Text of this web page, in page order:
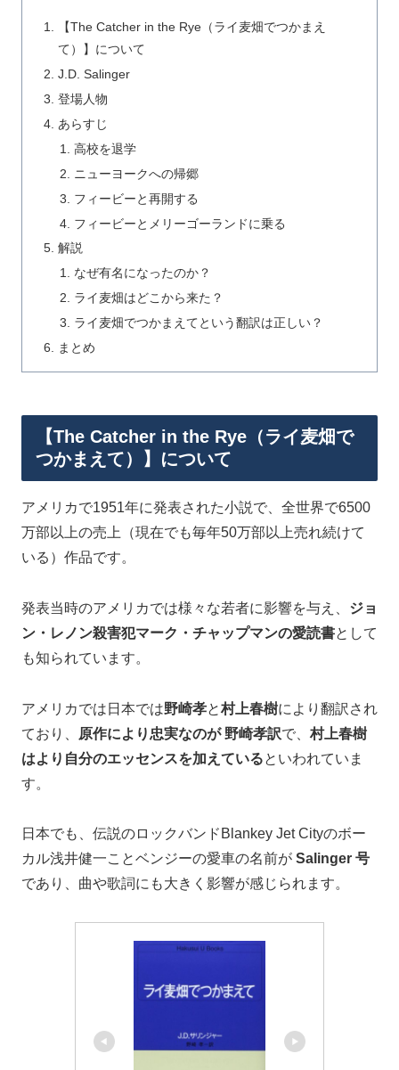
【The Catcher in the Rye（ライ麦畑でつかまえ
て）】について
J.D. Salinger
登場人物
あらすじ
高校を退学
ニューヨークへの帰郷
フィービーと再開する
フィービーとメリーゴーランドに乗る
解説
なぜ有名になったのか？
ライ麦畑はどこから来た？
ライ麦畑でつかまえてという翻訳は正しい？
まとめ
【The Catcher in the Rye（ライ麦畑で
つかまえて）】について
アメリカで1951年に発表された小説で、全世界で6500
万部以上の売上（現在でも毎年50万部以上売れ続けて
いる）作品です。
発表当時のアメリカでは様々な若者に影響を与え、 ジョ
ン・レノン殺害犯マーク・チャップマンの愛読書として
も知られています。
アメリカでは日本では野崎孝と村上春樹により翻訳され
ており、
原作により忠実なのが 野崎孝訳で、 村上春樹
はより自分のエッセンスを加えているといわれていま
す。
日本でも、伝説のロックバンドBlankey Jet Cityのボー
カル浅井健一ことベンジーの愛車の名前が Salinger 号
であり、曲や歌詞にも大きく影響が感じられます。